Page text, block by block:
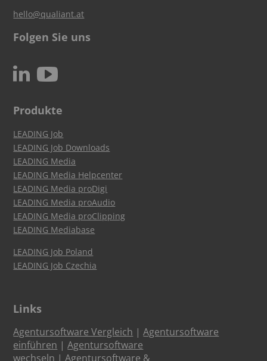
hello@qualiant.at
Folgen Sie uns
N c
Produkte
LEADING Job
LEADING Job Downloads
LEADING Media
LEADING Media Helpcenter
LEADING Media proDigi
LEADING Media proAudio
LEADING Media proClipping
LEADING Mediabase
LEADING Job Poland
LEADING Job Czechia
Links
Agentursoftware Vergleich |Agentursoftware
einführen |Agentursoftware
wechseln |Agentursoftware &